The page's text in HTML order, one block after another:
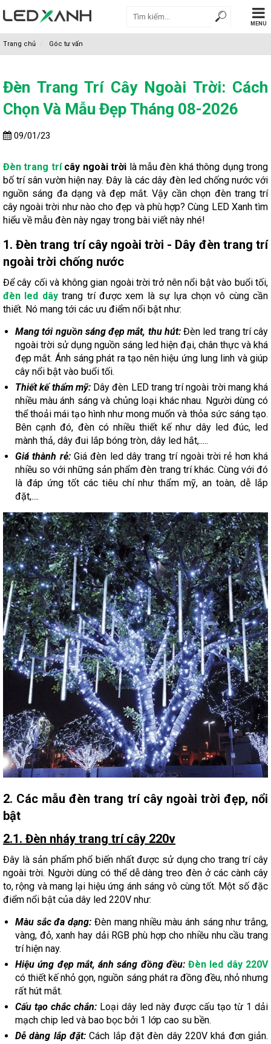
MENU
Trang chủ Góc tư vấn
Đèn Trang Trí Cây Ngoài Trời: Cách
Chọn Và Mẫu Đẹp Tháng 08-2026
09/01/23
Đèn trang trícây ngoài trời là mẫu đèn khá thông dụng trong
bố trí sân vườn hiện nay. Đây là các dây đèn led chống nước với
nguồn sáng đa dạng và đẹp mắt. Vậy cần chọn đèn trang trí
cây ngoài trời như nào cho đẹp và phù hợp? Cùng LED Xanh tìm
hiểu về mẫu đèn này ngay trong bài viết này nhé!
1. Đèn trang trí cây ngoài trời - Dây đèn trang trí
ngoài trời chống nước
Để cây cối và không gian ngoài trời trở nên nổi bật vào buổi tối,
đèn led dâytrang trí được xem là sự lựa chọn vô cùng cần
thiết. Nó mang tới các ưu điểm nổi bật như:
Mang tới nguồn sáng đẹp mắt, thu hút:Đèn led trang trí cây
ngoài trời sử dụng nguồn sáng led hiện đại, chân thực và khá
đẹp mắt. Ánh sáng phát ra tạo nên hiệu ứng lung linh và giúp
cây nổi bật vào buổi tối.
Thiết kế thẩm mỹ:Dây đèn LED trang trí ngoài trời mang khá
nhiều màu ánh sáng và chủng loại khác nhau. Người dùng có
thể thoải mái tạo hình như mong muốn và thỏa sức sáng tạo.
Bên cạnh đó, đèn có nhiều thiết kế như dây led đúc, led
mành thả, dây đui lắp bóng tròn, dây led hắt,.....
Giá thành rẻ: Giá đèn led dây trang trí ngoài trời rẻ hơn khá
nhiều so với những sản phẩm đèn trang trí khác. Cùng với đó
là đáp ứng tốt các tiêu chí như thẩm mỹ, an toàn, dễ lắp
đặt,....
2. Các mẫu đèn trang trí cây ngoài trời đẹp, nổi
bật
2.1. Đèn nháy trang trí cây 220v
Đây là sản phẩm phổ biến nhất được sử dụng cho trang trí cây
ngoài trời. Người dùng có thể dễ dàng treo đèn ở các cành cây
to, rộng và mang lại hiệu ứng ánh sáng vô cùng tốt. Một số đặc
điểm nổi bật của dây led 220V như:
Màu sắc đa dạng: Đèn mang nhiều màu ánh sáng như trắng,
vàng, đỏ, xanh hay dải RGB phù hợp cho nhiều nhu cầu trang
trí hiện nay.
Hiệu ứng đẹp mắt, ánh sáng đồng đều: Đèn led dây 220V
có thiết kế nhỏ gọn, nguồn sáng phát ra đồng đều, nhỏ nhưng
rất hút mắt.
Cấu tạo chắc chắn: Loại dây led này được cấu tạo từ 1 dải
mạch chip led và bao bọc bởi 1 lớp cao su bền.
Dễ dàng lắp đặt: Cách lắp đặt đèn dây 220V khá đơn giản.